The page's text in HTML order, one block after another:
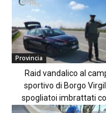
Provincia
Raid vandalico al
sportivo di Borgo
spogliatoi imbrattati